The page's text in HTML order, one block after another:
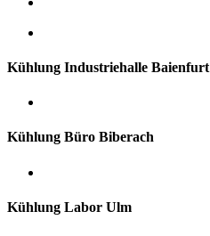
Kühlung Industriehalle Baienfurt
Kühlung Büro Biberach
Kühlung Labor Ulm